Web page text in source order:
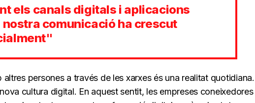
els canals digitals i aplicacions
nostra comunicació ha crescut
persones a través de les xarxes és una realitat quotidiana.
cultura digital. En aquest sentit, les empreses coneixedores